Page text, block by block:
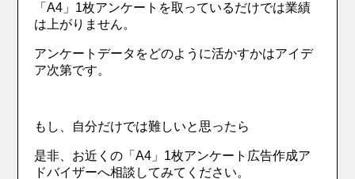
「A4」1枚アンケートを取っているだけでは業績
は上がりません。
アンケートデータをどのように活かすかはアイデ
ア次第です。
もし、自分だけでは難しいと思ったら
是非、お近くの「A4」1枚アンケート広告作成ア
ドバイザーへ相談してみてください。